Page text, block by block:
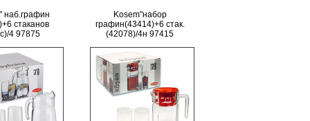
наб.графин
стаканов
4 97875
Kosem"набор
графин(43414)+6 стак.
(42078)/4н 97415